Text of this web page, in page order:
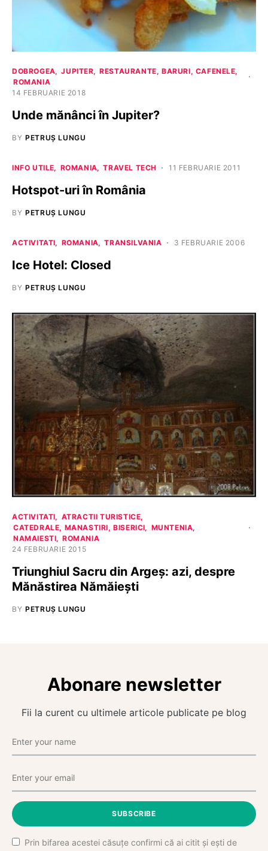
DOBROGEA JUPITER
RESTAURANTE, BARURI, CAFENELE
ROMANIA
14 FEBRUARIE 2018
Unde mănânci în Jupiter?
BY PETRUȘ LUNGU
INFO UTILE ROMANIA TRAVEL TECH 11 FEBRUARIE 2011
Hotspot-uri în România
BY PETRUȘ LUNGU
ACTIVITATI ROMANIA TRANSILVANIA 3 FEBRUARIE 2006
Ice Hotel: Closed
BY PETRUȘ LUNGU
ACTIVITATI
ATRACTII TURISTICE
CATEDRALE, MANASTIRI, BISERICI
MUNTENIA
NAMAIESTI
ROMANIA
24 FEBRUARIE 2015
Triunghiul Sacru din Argeș: azi, despre
Mănăstirea Nămăiești
BY PETRUȘ LUNGU
Abonare newsletter
Fii la curent cu ultimele articole publicate pe blog
SUBSCRIBE
Prin bifarea acestei căsuțe confirmi că ai citit și ești de